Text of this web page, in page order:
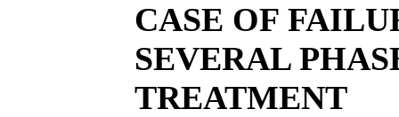
CASE OF
SEVERAL
TREATMENT